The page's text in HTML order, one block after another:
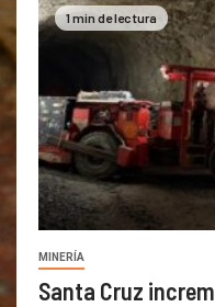
1 min de lectura
MINERÍA
Santa Cruz